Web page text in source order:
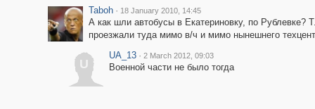
Taboh · 18 January 2010, 14:45
А как шли автобусы в Екатериновку, по Рублевке?
проезжали туда мимо в/ч и мимо нынешнего
U
UA_13 · 2 March 2012, 09:03
Военной части не было тогда